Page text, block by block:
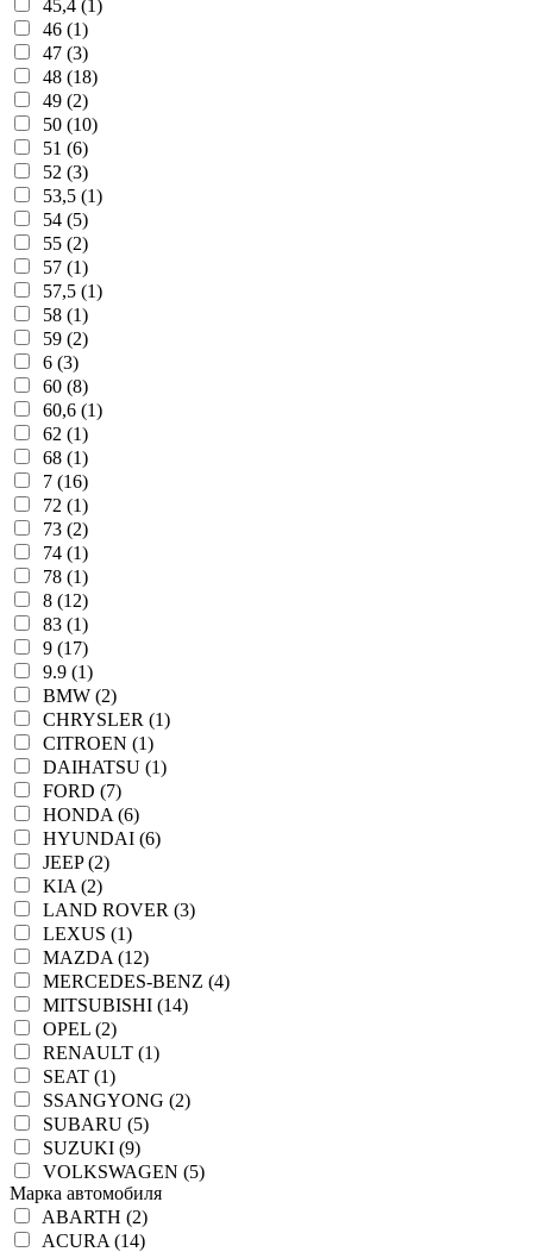
45,4 (1)
46 (1)
47 (3)
48 (18)
49 (2)
50 (10)
51 (6)
52 (3)
53,5 (1)
54 (5)
55 (2)
57 (1)
57,5 (1)
58 (1)
59 (2)
6 (3)
60 (8)
60,6 (1)
62 (1)
68 (1)
7 (16)
72 (1)
73 (2)
74 (1)
78 (1)
8 (12)
83 (1)
9 (17)
9.9 (1)
BMW (2)
CHRYSLER (1)
CITROEN (1)
DAIHATSU (1)
FORD (7)
HONDA (6)
HYUNDAI (6)
JEEP (2)
KIA (2)
LAND ROVER (3)
LEXUS (1)
MAZDA (12)
MERCEDES-BENZ (4)
MITSUBISHI (14)
OPEL (2)
RENAULT (1)
SEAT (1)
SSANGYONG (2)
SUBARU (5)
SUZUKI (9)
VOLKSWAGEN (5)
Марка автомобиля
ABARTH (2)
ACURA (14)